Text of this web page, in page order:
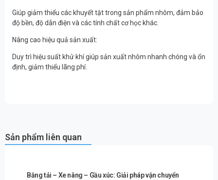
Giúp giảm thiểu các khuyết tật trong sản phẩm nhôm, đảm bảo
độ bền, độ dẫn điện và các tính chất cơ học khác.
Nâng cao hiệu quả sản xuất:
Duy trì hiệu suất khử khí giúp sản xuất nhôm nhanh chóng và ổn
định, giảm thiểu lãng phí.
Sản phẩm liên quan
Băng tải – Xe nâng – Gầu xúc: Giải pháp vận chuyển